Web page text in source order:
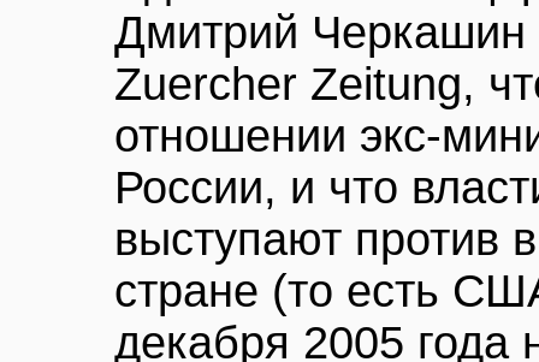
Дмитрий Черкашин
Zuercher Zeitung,
отношении экс-
России, и что
выступают против
стране (то есть
декабря 2005 года